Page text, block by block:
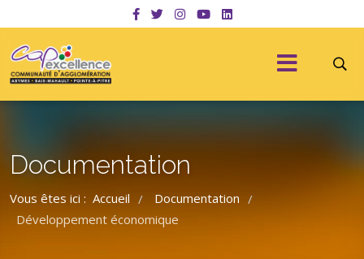
Documentation
Vous êtes ici : Accueil / Documentation /
Développement économique